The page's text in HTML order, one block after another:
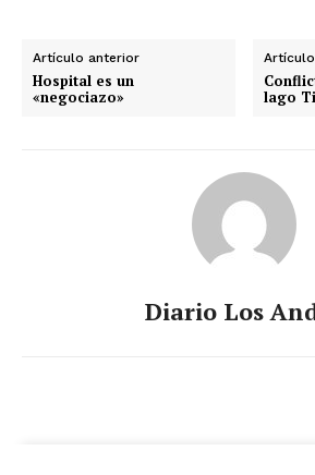
Artículo anterior
Hospital es un
«negociazo»
lago
Diario Los